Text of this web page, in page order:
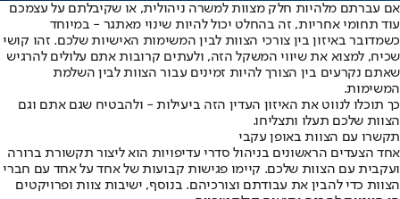
אם עברתם מלהיות חלק מצוות למשרה ניהולית, או שקיבלתם על עצמכם
עוד תחומי אחריות, זה בהחלט יכול להיות שינוי מאתגר - במיוחד
כשמדובר באיזון בין צורכי הצוות לבין המשימות האישיות שלכם. זהו קושי
שכיח, למצוא את שיווי המשקל הזה, ולעתים קרובות אתם עלולים להרגיש
שאתם נקרעים בין הצורך להיות זמינים עבור הצוות לבין השלמת
המשימות.
כך תוכלו לנווט את האיזון העדין הזה ביעילות - ולהבטיח שגם אתם וגם
הצוות שלכם תעלו ותצליחו.
תקשרו עם הצוות באופן עקבי
אחד הצעדים הראשונים בניהול סדרי עדיפויות הוא ליצור תקשורת ברורה
ועקבית עם הצוות שלכם. קיימו פגישות קבועות של אחד על אחד עם חברי
הצוות כדי להבין את עבודתם וצורכיהם. בנוסף, ישיבות צוות ופרויקטים